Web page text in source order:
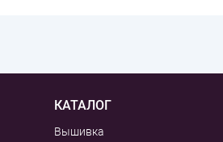
КАТАЛОГ
Вышивка